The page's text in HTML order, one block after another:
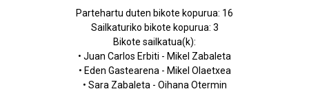
Partehartu duten bikote kopurua: 16
Sailkaturiko bikote kopurua: 3
Bikote sailkatua(k):
• Juan Carlos Erbiti - Mikel Zabaleta
• Eden Gastearena - Mikel Olaetxea
• Sara Zabaleta - Oihana Otermin